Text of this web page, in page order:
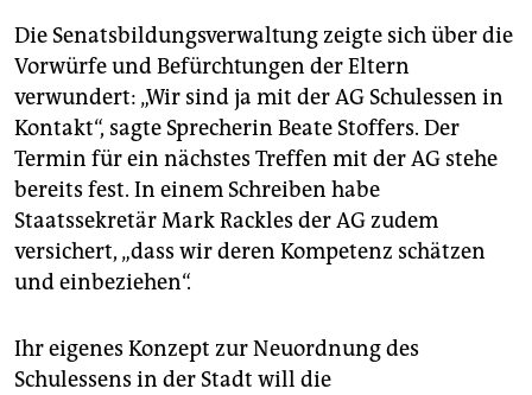
Die Senatsbildungsverwaltung zeigte sich über die
Vorwürfe und Befürchtungen der Eltern
verwundert: „Wir sind ja mit der AG Schulessen in
Kontakt“, sagte Sprecherin Beate Stoffers. Der
Termin für ein nächstes Treffen mit der AG stehe
bereits fest. In einem Schreiben habe
Staatssekretär Mark Rackles der AG zudem
versichert, „dass wir deren Kompetenz schätzen
und einbeziehen“.
Ihr eigenes Konzept zur Neuordnung des
Schulessens in der Stadt will die